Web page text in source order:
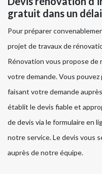
gratuit dans un
Pour préparer
projet de travaux de
Rénovation vous propose de
votre demande. Vous
faisant votre demande
établit le devis fiable et
de devis via le formulaire en
notre service. Le devis vous
auprès de notre équipe.